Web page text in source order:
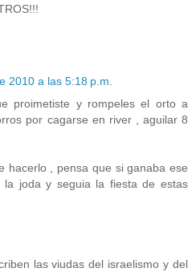
2010 a las 5:18 p.m.
proimetiste y rompeles el orto a
por cagarse en river , aguilar 8
hacerlo , pensa que si ganaba ese
la joda y seguia la fiesta de estas
las viudas del israelismo y del